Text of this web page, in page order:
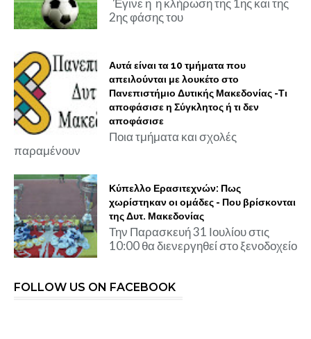
2ης φάσης του
Αυτά είναι τα 10 τμήματα που
απειλούνται με λουκέτο στο
Πανεπιστήμιο Δυτικής Μακεδονίας -Τι
αποφάσισε η Σύγκλητος ή τι δεν
αποφάσισε
Ποια τμήματα και σχολές
παραμένουν
Κύπελλο Ερασιτεχνών: Πως
χωρίστηκαν οι ομάδες - Που βρίσκονται
της Δυτ. Μακεδονίας
Την Παρασκευή 31 Ιουλίου στις
10:00 θα διενεργηθεί στο ξενοδοχείο
FOLLOW US ON FACEBOOK